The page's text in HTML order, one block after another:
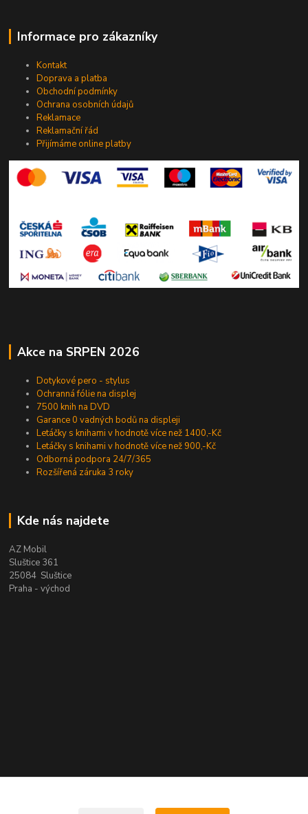
Informace pro zákazníky
Kontakt
Doprava a platba
Obchodní podmínky
Ochrana osobních údajů
Reklamace
Reklamační řád
Přijímáme online platby
Akce na SRPEN 2026
Dotykové pero - stylus
Ochranná fólie na displej
7500 knih na DVD
Garance 0 vadných bodů na displeji
Letáčky s knihami v hodnotě více než 1400,-Kč
Letáčky s knihami v hodnotě více než 900,-Kč
Odborná podpora 24/7/365
Rozšířená záruka 3 roky
Kde nás najdete
AZ Mobil
Sluštice 361
25084 Sluštice
Praha - východ